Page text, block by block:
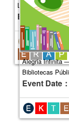
Alegria Infinita
Bibliotecas
Event Date：
Leitura 2026
Event Date：